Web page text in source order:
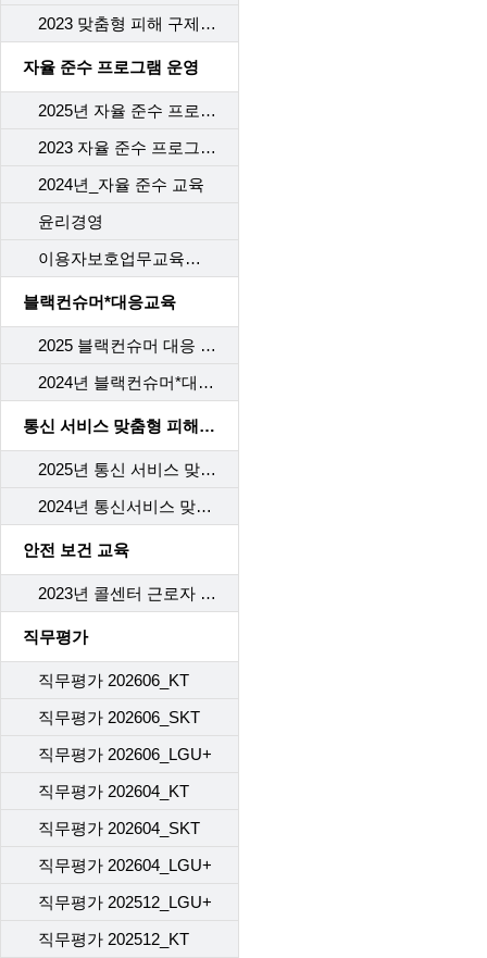
2023 맞춤형 피해 구제 교육
자율 준수 프로그램 운영
2025년 자율 준수 프로그램 교육
2023 자율 준수 프로그램 교육
2024년_자율 준수 교육
윤리경영
이용자보호업무교육사후관리
블랙컨슈머*대응교육
2025 블랙컨슈머 대응 교육
2024년 블랙컨슈머*대응교육
통신 서비스 맞춤형 피해 구제 교육
2025년 통신 서비스 맞춤형 피해 구제 교육
2024년 통신서비스 맞춤형 피해구제 항목에 대한 교육
안전 보건 교육
2023년 콜센터 근로자 안전보건 교육
직무평가
직무평가 202606_KT
직무평가 202606_SKT
직무평가 202606_LGU+
직무평가 202604_KT
직무평가 202604_SKT
직무평가 202604_LGU+
직무평가 202512_LGU+
직무평가 202512_KT